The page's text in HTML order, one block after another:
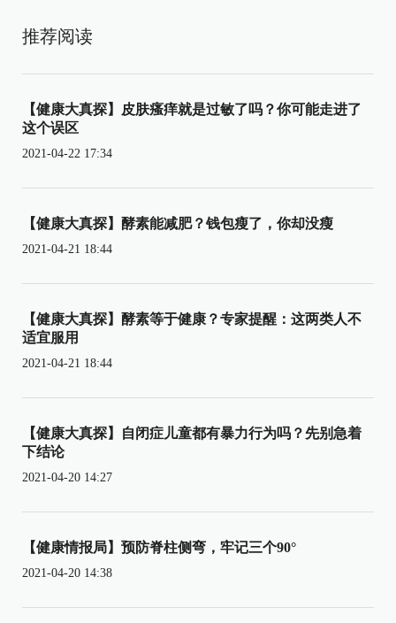
推荐阅读
【健康大真探】皮肤瘙痒就是过敏了吗？你可能走进了
这个误区
2021-04-22 17:34
【健康大真探】酵素能减肥？钱包瘦了，你却没瘦
2021-04-21 18:44
【健康大真探】酵素等于健康？专家提醒：这两类人不
适宜服用
2021-04-21 18:44
【健康大真探】自闭症儿童都有暴力行为吗？先别急着
下结论
2021-04-20 14:27
【健康情报局】预防脊柱侧弯，牢记三个90°
2021-04-20 14:38